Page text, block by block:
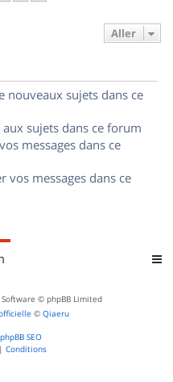
Aller
nouveaux sujets dans ce
sujets dans ce forum
messages dans ce
vos messages dans ce
© phpBB Limited
© Qiaeru
phpBB SEO
| Conditions